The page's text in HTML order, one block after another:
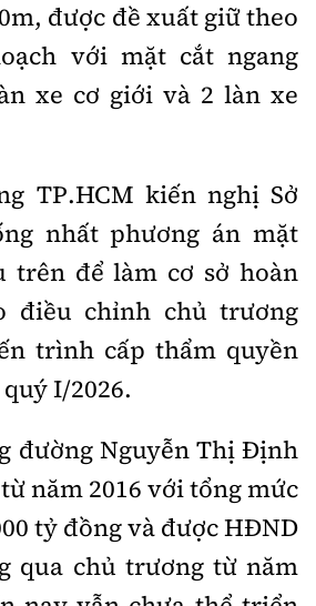
được đề xuất giữ theo
với mặt cắt ngang
xe cơ giới và 2 làn xe
TP.HCM kiến nghị Sở
nhất phương án mặt
trên để làm cơ sở hoàn
điều chỉnh chủ trương
trình cấp thẩm quyền
I/2026.
đường Nguyễn Thị Định
năm 2016 với tổng mức
tỷ đồngvà được HĐND
qua chủ trương từ năm